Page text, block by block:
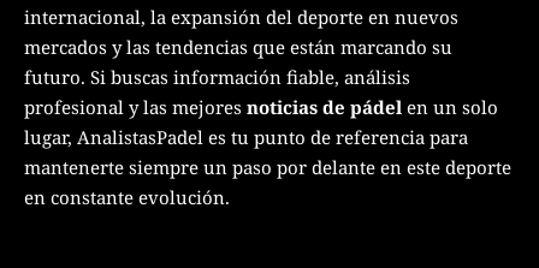
internacional, la expansión del deporte en nuevos
mercados y las tendencias que están marcando su
futuro. Si buscas información fiable, análisis
profesional y las mejores noticias de pádel en un solo
lugar, AnalistasPadel es tu punto de referencia para
mantenerte siempre un paso por delante en este deporte
en constante evolución.